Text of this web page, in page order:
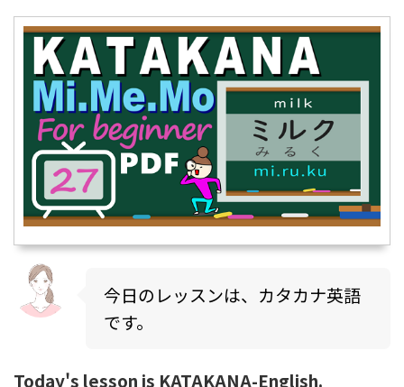
今日のレッスンは、カタカナ英語
です。
Today's lesson is KATAKANA-English.